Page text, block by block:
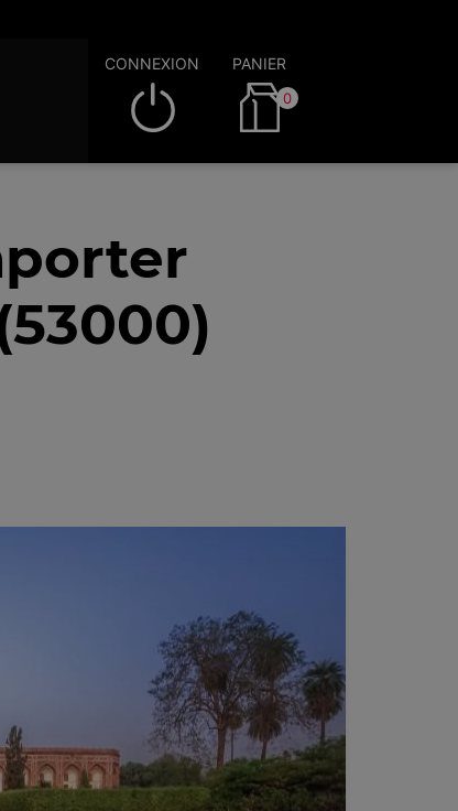
CONNEXION PANIER
0